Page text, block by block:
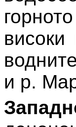
и р.